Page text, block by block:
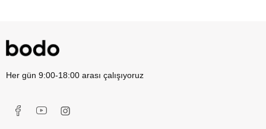
Her gün 9:00-18:00 arası çalışıyoruz